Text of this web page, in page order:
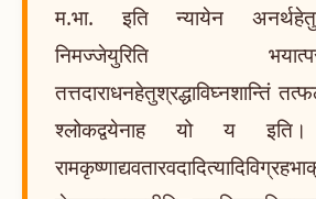
म.भा. इति न्यायेन अनर्थहेतुषु
निमज्जेयुरिति
तत्तदाराधनहेतुश्रद्धाविघ्नशान्तिं
श्लोकद्वयेनाह यो य